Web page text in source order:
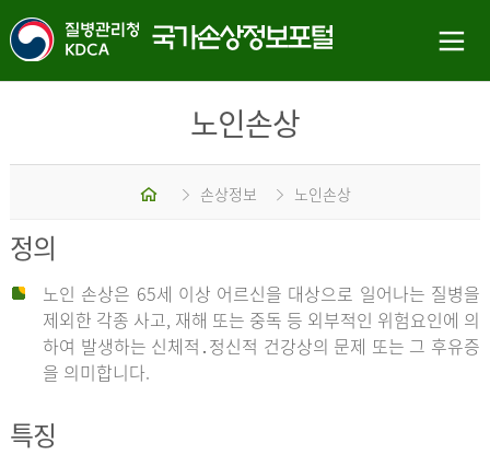
노인손상
홈 손상정보 노인손상
정의
노인 손상은 65세 이상 어르신을 대상으로 일어나는 질병을
제외한 각종 사고, 재해 또는 중독 등 외부적인 위험요인에 의
하여 발생하는 신체적․정신적 건강상의 문제 또는 그 후유증
을 의미합니다.
특징